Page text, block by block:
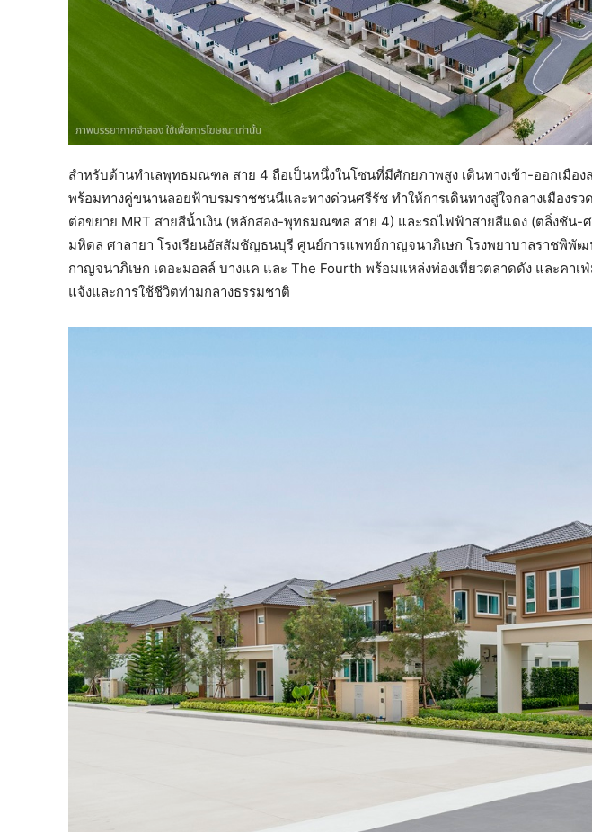
สำหรับด้านทำเลพุทธมณฑล สาย 4 ถือเป็นหนึ่งในโซนที่มีศักยภาพสูง เดินทางเข้า-ออกเมือ
พร้อมทางคู่ขนานลอยฟ้าบรมราชชนนีและทางด่วนศรีรัช ทำให้การเดินทางสู่ใจกลางเมืองรว
ต่อขยาย MRT สายสีน้ำเงิน (หลักสอง-พุทธมณฑล สาย 4) และรถไฟฟ้าสายสีแดง (ตลิ่งชัน-
มหิดล ศาลายา โรงเรียนอัสสัมชัญธนบุรี ศูนย์การแพทย์กาญจนาภิเษก โรงพยาบาลราชพิพัฒ
กาญจนาภิเษก เดอะมอลล์ บางแค และ The Fourth พร้อมแหล่งท่องเที่ยวตลาดดัง และคา
แจ้งและการใช้ชีวิตท่ามกลางธรรมชาติ